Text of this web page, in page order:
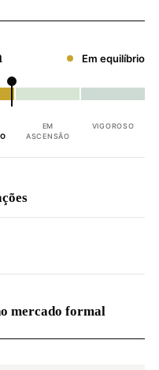
Em equilíbrio
EM
ASCENSÃO
VIGOROSO
mercado formal